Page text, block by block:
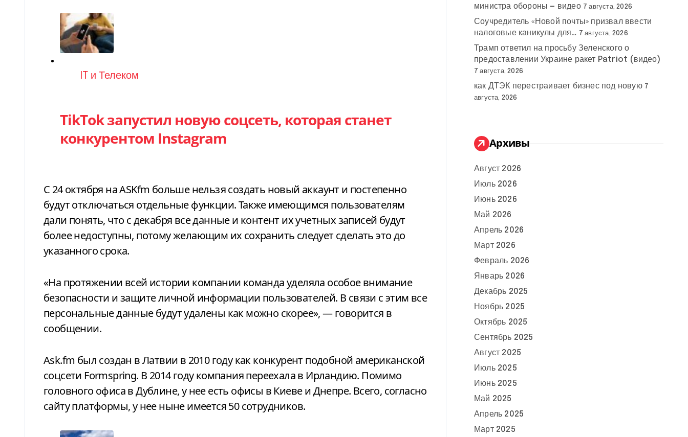
Категория
IT и Телеком
TikTok запустил новую соцсеть, которая станет
конкурентом Instagram
С 24 октября на ASKfm больше нельзя создать новый аккаунт и постепенно
будут отключаться отдельные функции. Также имеющимся пользователям
дали понять, что с декабря все данные и контент их учетных записей будут
более недоступны, потому желающим их сохранить следует сделать это до
указанного срока.
«На протяжении всей истории компании команда уделяла особое внимание
безопасности и защите личной информации пользователей. В связи с этим все
персональные данные будут удалены как можно скорее», — говорится в
сообщении.
Ask.fm был создан в Латвии в 2010 году как конкурент подобной американской
соцсети Formspring. В 2014 году компания переехала в Ирландию. Помимо
головного офиса в Дублине, у нее есть офисы в Киеве и Днепре. Всего, согласно
сайту платформы, у нее ныне имеется 50 сотрудников.
министра обороны — видео 7 августа, 2026
Соучредитель «Новой почты» призвал ввести
налоговые каникулы для… 7 августа, 2026
Трамп ответил на просьбу Зеленского о
предоставлении Украине ракет Patriot (видео)
7 августа, 2026
как ДТЭК перестраивает бизнес под новую 7
августа, 2026
Архивы
Август 2026
Июль 2026
Июнь 2026
Май 2026
Апрель 2026
Март 2026
Февраль 2026
Январь 2026
Декабрь 2025
Ноябрь 2025
Октябрь 2025
Сентябрь 2025
Август 2025
Июль 2025
Июнь 2025
Май 2025
Апрель 2025
Март 2025